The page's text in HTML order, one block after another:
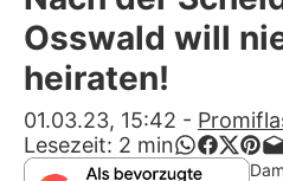
Alle Themen
App
Osswald will
heiraten!
01.03.23, 15:42 -
Lesezeit: 2 min